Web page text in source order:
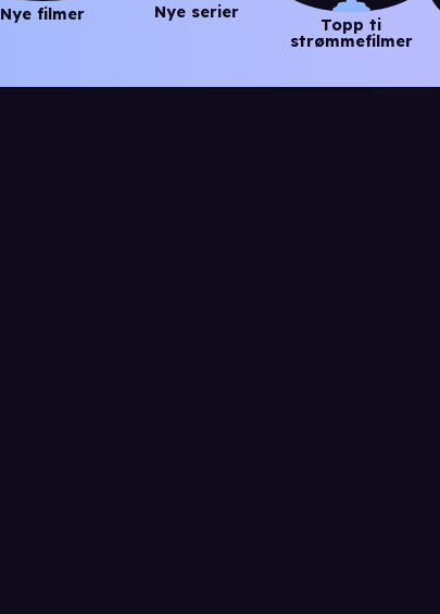
Nye filmer Nye serier
Topp ti
strømmefilmer